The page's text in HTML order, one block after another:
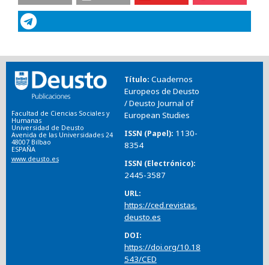
Facultad de Ciencias Sociales y
Humanas
Universidad de Deusto
Avenida de las Universidades 24
48007 Bilbao
ESPAÑA
www.deusto.es
Título Cuadernos
Europeos de Deusto
/ Deusto Journal of
European Studies
ISSN (Papel) 1130-
8354
ISSN (Electrónico)
2445-3587
URL
https://ced.revistas.
deusto.es
DOI
https://doi.org/10.18
543/CED